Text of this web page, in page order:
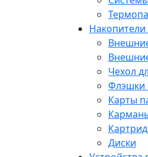
Чехол
Флэшки
Карты
Диски